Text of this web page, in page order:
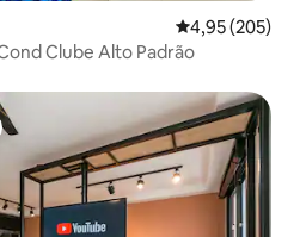
4,95 de uma
4,95 (205)
Clube Alto Padrão